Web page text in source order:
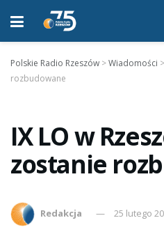
Polskie Radio Rzeszów >Wiadomości >
rozbudowane
IX LO w
zostanie
Redakcja 25 lutego